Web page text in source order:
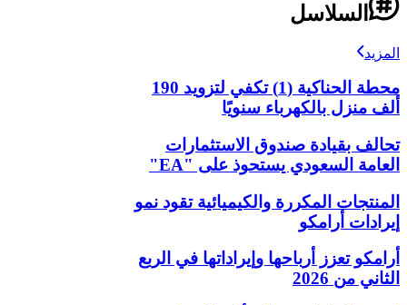
السلاسل
المزيد
محطة الحناكية (1) تكفي لتزويد 190
ألف منزل بالكهرباء سنويًا
تحالف بقيادة صندوق الاستثمارات
العامة السعودي يستحوذ على "EA"
المنتجات المكررة والكيميائية تقود نمو
إيرادات أرامكو
أرامكو تعزز أرباحها وإيراداتها في الربع
الثاني من 2026